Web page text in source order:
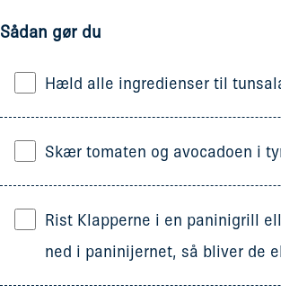
Sådan gør du
Hæld alle ingredienser til
Skær tomaten og avocadoen i
Rist Klapperne i en paninigrill
ned i paninijernet, så bliver de